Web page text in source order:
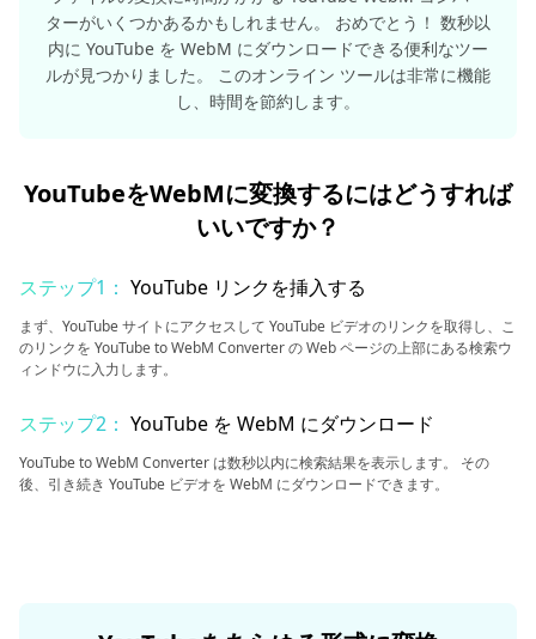
ターがいくつかあるかもしれません。 おめでとう！ 数秒以
内に YouTube を WebM にダウンロードできる便利なツー
ルが見つかりました。 このオンライン ツールは非常に機能
し、時間を節約します。
YouTubeをWebMに変換するにはどうすれば
いいですか？
ステップ1： YouTube リンクを挿入する
まず、YouTube サイトにアクセスして YouTube ビデオのリンクを取得し、こ
のリンクを YouTube to WebM Converter の Web ページの上部にある検索ウ
ィンドウに入力します。
ステップ2： YouTube を WebM にダウンロード
YouTube to WebM Converter は数秒以内に検索結果を表示します。 その
後、引き続き YouTube ビデオを WebM にダウンロードできます。